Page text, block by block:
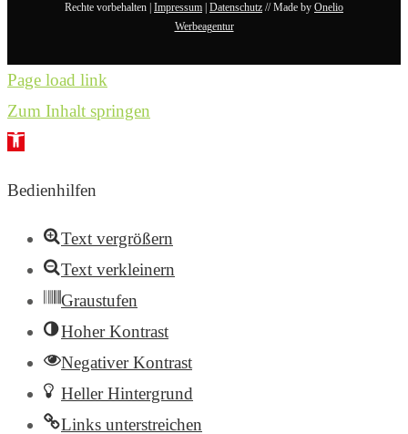
Rechte vorbehalten | Impressum Datenschutz // Made by Onelio
Werbeagentur
Page load link
Zum Inhalt springen
Werkzeugleiste
Bedienhilfen
Text vergrößern
Text verkleinern
Graustufen
Hoher Kontrast
Negativer Kontrast
Heller Hintergrund
Links unterstreichen